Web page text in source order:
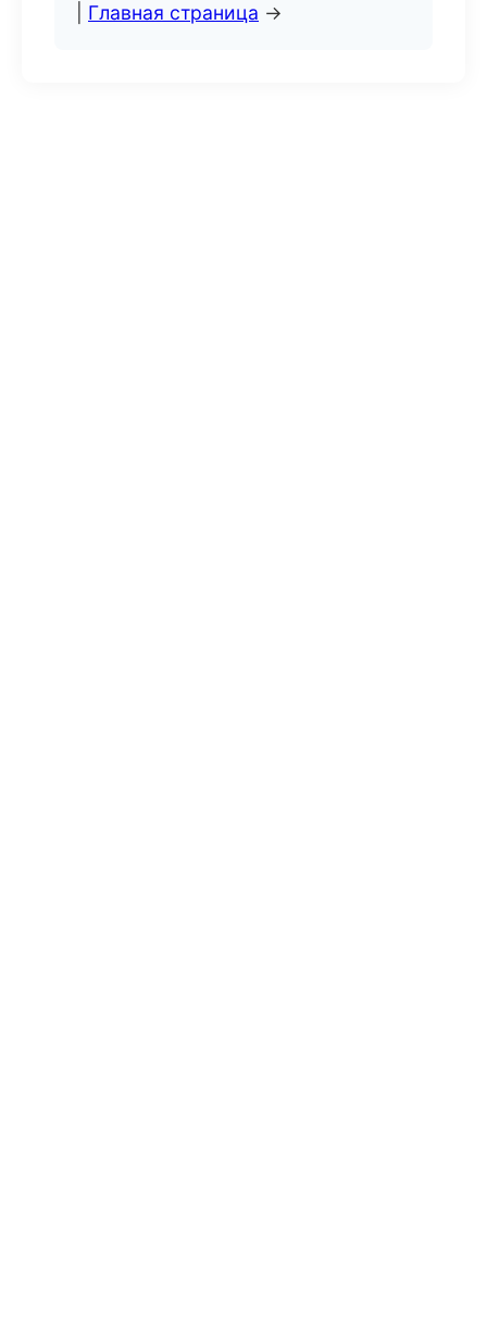
Главная страница →